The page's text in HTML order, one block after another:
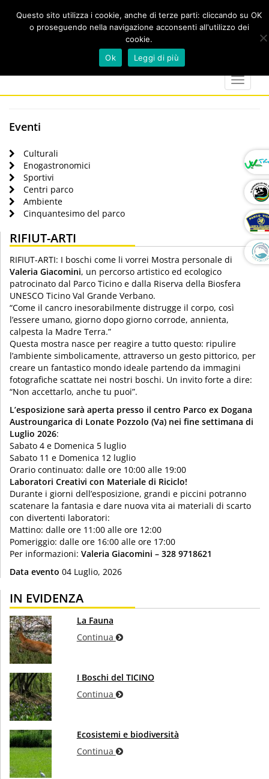
marker
calendar
Toggle
Eventi
Culturali
Enogastronomici
Sportivi
Centri parco
Ambiente
Cinquantesimo del parco
RIFIUT-ARTI
RIFIUT-ARTI: I boschi come li vorrei Mostra personale di
Valeria Giacomini, un percorso artistico ed ecologico
patrocinato dal Parco Ticino e dalla Riserva della Biosfera
UNESCO Ticino Val Grande Verbano.
“Come il cancro inesorabilmente distrugge il corpo, così
l’essere umano, giorno dopo giorno corrode, annienta,
calpesta la Madre Terra.”
Questa mostra nasce per reagire a tutto questo: ripulire
l’ambiente simbolicamente, attraverso un gesto pittorico, per
creare un fantastico mondo ideale partendo da immagini
fotografiche scattate nei nostri boschi. Un invito forte a dire:
“Non accettarlo, anche tu puoi”.
L’esposizione sarà aperta presso il centro Parco ex Dogana
Austroungarica di Lonate Pozzolo (Va) nei fine settimana di
Luglio 2026:
Sabato 4 e Domenica 5 luglio
Sabato 11 e Domenica 12 luglio
Orario continuato: dalle ore 10:00 alle 19:00
Laboratori Creativi con Materiale di Riciclo!
Durante i giorni dell’esposizione, grandi e piccini potranno
scatenare la fantasia e dare nuova vita ai materiali di scarto
con divertenti laboratori:
Mattino: dalle ore 11:00 alle ore 12:00
Pomeriggio: dalle ore 16:00 alle ore 17:00
Per informazioni: Valeria Giacomini – 328 9718621
Data evento 04 Luglio, 2026
IN EVIDENZA
La Fauna
Continua
I Boschi del TICINO
Continua
Ecosistemi e biodiversità
Continua
Questo sito utilizza i cookie, anche di terze parti: cliccando su OK
o proseguendo nella navigazione acconsenti all'utilizzo dei
cookie.
Ok
Leggi di più